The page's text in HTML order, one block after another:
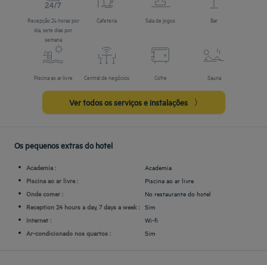
Recepção 24 horas por
dia, sete dias por
semana
Cafeteria Sala de jogos Bar
Piscina ao ar livre Central de negócios Cofre Sauna
Ver todos os serviços e instalações
Os pequenos extras do hotel
Academia :
Academia
Piscina ao ar livre :
Piscina ao ar livre
Onde comer :
No restaurante do hotel
Reception 24 hours a day, 7 days a week : Sim
Internet :
Wi-fi
Ar-condicionado nos quartos :
Sim